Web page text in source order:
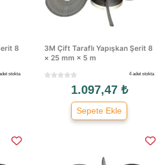
8
stokta
3M Çift Taraflı Yapışkan Şerit 8
× 25 mm × 5 m
4 adet stokta
1.097,47 ₺
Sepete Ekle